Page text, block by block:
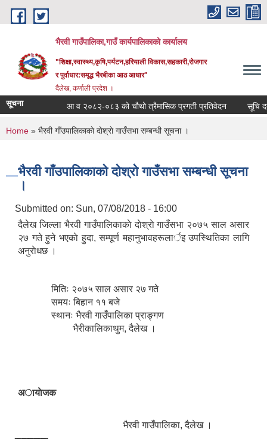
Skip to main content
भैरवी गाउँपालिका,गाउँ कार्यपालिकाको कार्यालय
"शिक्षा,स्वास्थ्य,कृषि,पर्यटन,हरियाली विकास,सहकारी,रोजगार
र पुर्वाधार:समृद्ध भैरबीका आठ आधार"
दैलेख, कर्णाली प्रदेश ।
सूचना आ व २०८२-०८३ को चौथो त्रैमासिक प्रगती प्रतिवेदन सूचि
You are here
Home » भैरवी गाँउपालिकाकाे दाेश्राे गाउँसभा सम्बन्धी सूचना ।
भैरवी गाँउपालिकाकाे दाेश्राे गाउँसभा सम्बन्धी सूचना
।
Submitted on: Sun, 07/08/2018 - 16:00
दैलेख जिल्ला भैरवी गाउँपालिकाकाे दाेश्राे गाउँसभा २०७५ साल असार
२७ गते हुने भएकाे हुदा, सम्पूर्ण महानुभावहरूलार्इ उपस्थितिका लागि
अनुराेधछ ।
मितिः २०७५ साल असार २७ गते
समयः बिहान ११ बजे
स्थानः भैरवी गाउँपालिका प्राङ्गण
भैरीकालिकाथुम, दैलेख ।
अायाेजक
भैरवी गाउँपालिका, दैलेख ।